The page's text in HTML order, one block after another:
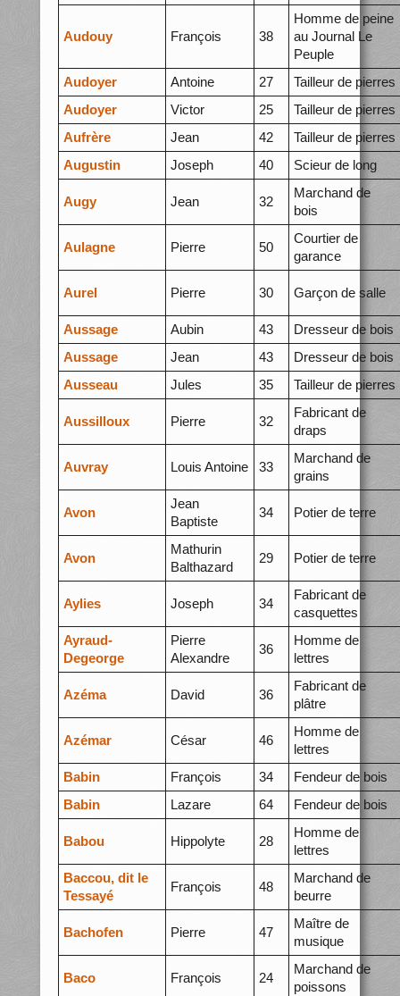
Audouy François 38
Homme de peine
au Journal Le
Peuple
Audoyer
Antoine 27
Tailleur de pierres
Audoyer
Victor 25
Tailleur de pierres
Aufrère
Jean 42
Tailleur de pierres
Augustin
Joseph 40 Scieur de long
Augy Jean 32
Marchand de
bois
Aulagne Pierre 50
Courtier de
garance
Aurel Pierre 30 Garçon de salle
Aussage Aubin 43
Dresseur de bois
Aussage
Jean 43
Dresseur de bois
Ausseau
Jules 35 Tailleur de pierres
Aussilloux Pierre 32
Fabricant de
draps
Auvray Louis Antoine 33
Marchand de
grains
Avon
Jean
Baptiste
34 Potier de terre
Avon
Mathurin
Balthazard
29 Potier de terre
Aylies Joseph 34
Fabricant de
casquettes
Ayraud-
Degeorge
Pierre
Alexandre
36
Homme de
lettres
Azéma David 36
Fabricant de
plâtre
Azémar César 46
Homme de
lettres
Babin
François 34
Fendeur de bois
Babin
Lazare 64 Fendeur de bois
Babou Hippolyte 28
Homme de
lettres
Baccou, dit le
Tessayé
François 48
Marchand de
beurre
Bachofen Pierre 47
Maître de
musique
Baco François 24
Marchand de
poissons